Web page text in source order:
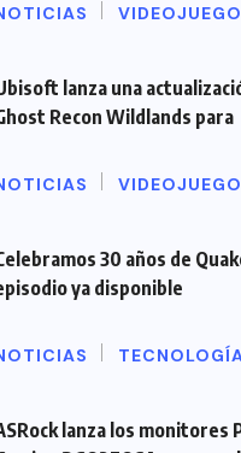
lanza una
Recon Wildlands para
30 años de
ya disponible
lanza los monitores